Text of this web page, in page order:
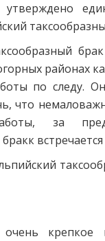
районах
по следу.
что
за
очень